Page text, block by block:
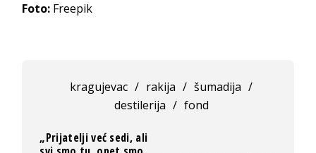
Foto: Freepik
kragujevac / rakija / šumadija /
destilerija / fond
„Prijatelji već sedi, ali